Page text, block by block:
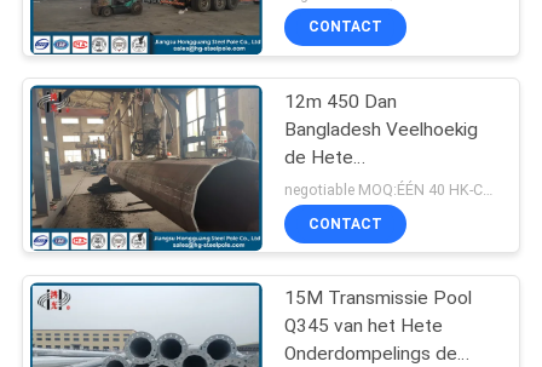
Staalnut Polen
CONTACT
12m 450 Dan
Bangladesh Veelhoekig
de Hete
Onderdompelings
Gegalvaniseerd Staal van
Elektromachtspool
negotiable MOQ:ÉÉN 40 HK-CONTAINER
CONTACT
15M Transmissie Pool
Q345 van het Hete
Onderdompelings de